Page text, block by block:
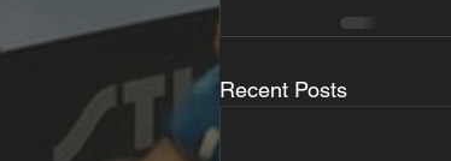
Recent Posts